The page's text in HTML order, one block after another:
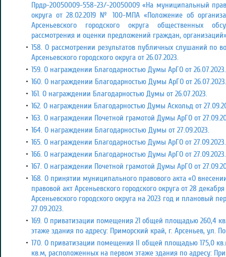
Прдр-20050009-558-23/-20050009 «На муниципальный
округа от 28.02.2019 № 100-МПА «Положение об
Арсеньевского городского округа общественных
рассмотрения и оценки предложений граждан,
158. О рассмотрении результатов публичных слушаний по
Арсеньевского городского округа от 26.07.2023.
159. О награждении Благодарностью Думы АрГО от 26.07.2023.
160. О награждении Благодарностью Думы АрГО от 26.07.2023.
161. О награждении Благодарностью Думы от 26.07.2023.
162. О награждении Благодарностью Думы Аскольд от
163. О награждении Почетной грамотой Думы АрГО от
164. О награждении Благодарностью Думы от 27.09.2023.
165. О награждении Благодарностью Думы АрГО от 27.09.2023.
166. О награждении Благодарностью Думы АрГО от 27.09.2023.
167. О награждении Почетной грамотой Думы АрГО от
168. О принятии муниципального правового акта «О
правовой акт Арсеньевского городского округа от 28
Арсеньевского городского округа на 2023 год и плановый
27.09.2023.
169. О приватизации помещения 21 общей площадью 260,4
этаже здания по адресу: Приморский край, г. Арсеньев, ул.
170. О приватизации помещения II общей площадью 175,0
кв.м, расположенных на первом этаже здания по адресу: